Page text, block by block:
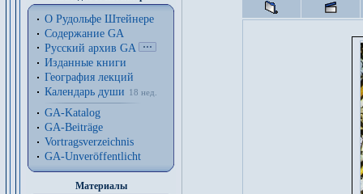
О Рудольфе Штейнере
Содержание GA
Русский архив GA
Изданные книги
География лекций
Календарь души
18 нед.
GA-Katalog
GA-Beiträge
Vortragsverzeichnis
GA-Unveröffentlicht
Материалы